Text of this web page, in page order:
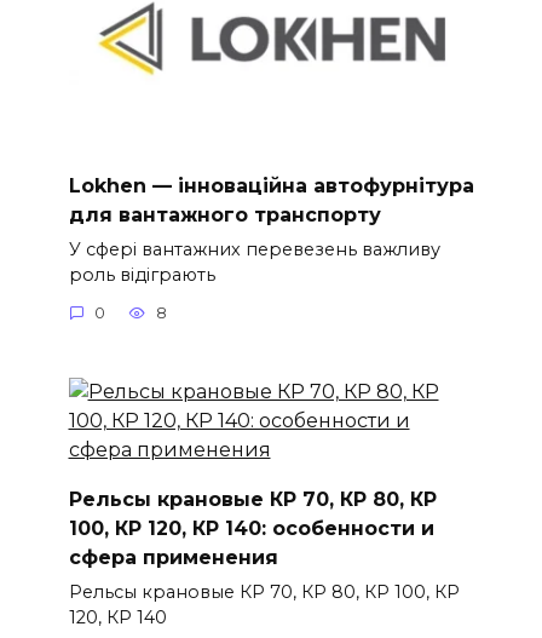
Lokhen — інноваційна автофурнітура
для вантажного транспорту
У сфері вантажних перевезень важливу
роль відіграють
0 8
Рельсы крановые КР 70, КР 80, КР
100, КР 120, КР 140: особенности и
сфера применения
Рельсы крановые КР 70, КР 80, КР 100, КР
120, КР 140